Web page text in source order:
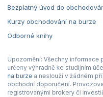
Bezplatný úvod do
Kurzy obchodování na burze
Odborné knihy
Upozornění: Všechny informace
určeny výhradně ke studijním
na burze a neslouží v žádném
obchodní doporučení.
registrovanými brokery či